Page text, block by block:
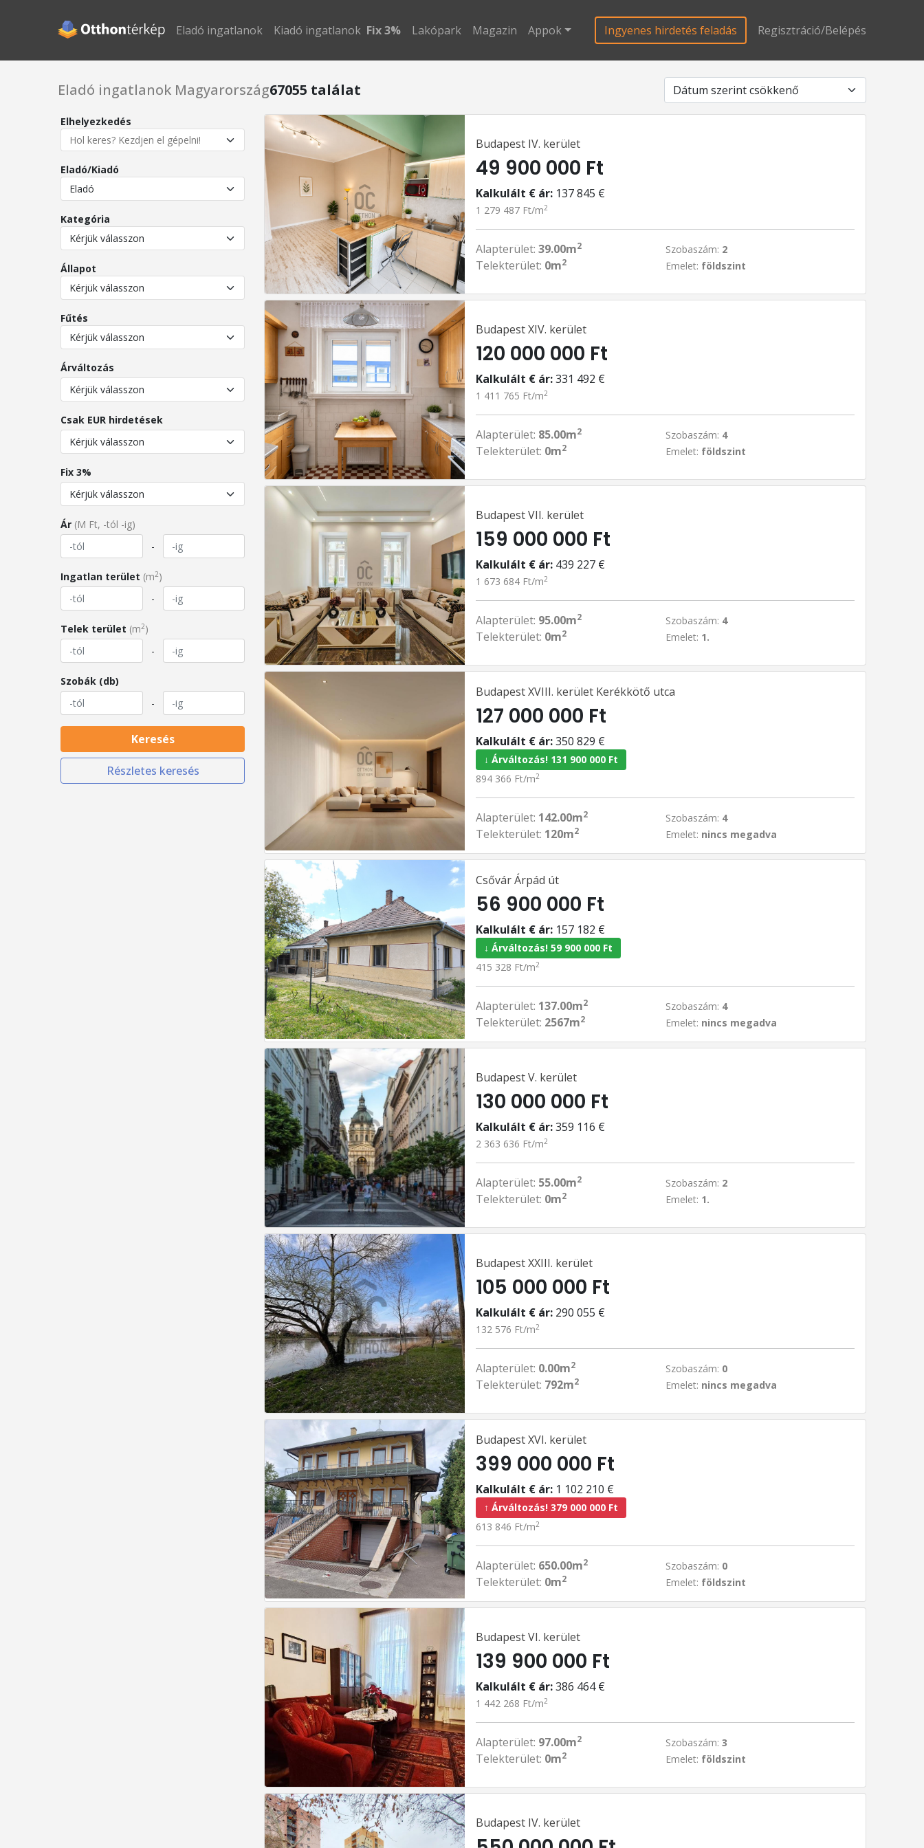
Eladó ingatlanok Kiadó ingatlanok Fix 3% Lakópark Magazin Appok Ingyenes hirdetés feladás Regisztráció/Belépés
Eladó ingatlanok Magyarország67055 találat
Elhelyezkedés
Eladó/Kiadó
Kategória
Állapot
Fűtés
Árváltozás
Csak EUR hirdetések
Fix 3%
Ár (M Ft, -tól -ig)
-
Ingatlan terület (m2)
-
Telek terület (m2)
-
Szobák (db)
-
Keresés
Részletes keresés
Budapest IV. kerület
49 900 000 Ft
Kalkulált € ár: 137 845 €
1 279 487 Ft/m2
Alapterület:39.00m2
Telekterület: 0m2
Szobaszám: 2
Emelet: földszint
Budapest XIV. kerület
120 000 000 Ft
Kalkulált € ár:331 492 €
1 411 765 Ft/m2
Alapterület: 85.00m2
Telekterület: 0m2
Szobaszám: 4
Emelet: földszint
Budapest VII. kerület
159 000 000 Ft
Kalkulált € ár: 439 227 €
1 673 684 Ft/m2
Alapterület: 95.00m2
Telekterület: 0m2
Szobaszám: 4
Emelet: 1.
Budapest XVIII. kerület Kerékkötő utca
127 000 000 Ft
Kalkulált € ár:350 829 €
↓ Árváltozás! 131 900 000 Ft
894 366 Ft/m2
Alapterület: 142.00m2
Telekterület: 120m2
Szobaszám: 4
Emelet: nincs megadva
Csővár Árpád út
56 900 000 Ft
Kalkulált € ár: 157 182 €
↓ Árváltozás! 59 900 000 Ft
415 328 Ft/m2
Alapterület: 137.00m2
Telekterület: 2567m2
Szobaszám: 4
Emelet: nincs megadva
Budapest V. kerület
130 000 000 Ft
Kalkulált € ár:359 116 €
2 363 636 Ft/m2
Alapterület: 55.00m2
Telekterület: 0m2
Szobaszám: 2
Emelet: 1.
Budapest XXIII. kerület
105 000 000 Ft
Kalkulált € ár: 290 055 €
132 576 Ft/m2
Alapterület: 0.00m2
Telekterület: 792m2
Szobaszám: 0
Emelet: nincs megadva
Budapest XVI. kerület
399 000 000 Ft
Kalkulált € ár: 1 102 210 €
↑ Árváltozás! 379 000 000 Ft
613 846 Ft/m2
Alapterület: 650.00m2
Telekterület: 0m2
Szobaszám: 0
Emelet: földszint
Budapest VI. kerület
139 900 000 Ft
Kalkulált € ár:386 464 €
1 442 268 Ft/m2
Alapterület: 97.00m2
Telekterület: 0m2
Szobaszám: 3
Emelet: földszint
Budapest IV. kerület